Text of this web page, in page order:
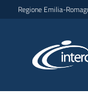
Vai al contenuto
Vai alla navigazione
Vai al footer
Regione Emilia-